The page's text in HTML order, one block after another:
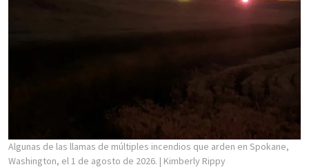
Algunas de las llamas de múltiples incendios que arden en Spokane,
Washington, el 1 de agosto de 2026. | Kimberly Rippy